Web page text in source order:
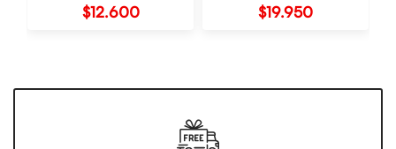
$12.600 $19.950